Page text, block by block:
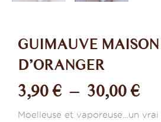
GUIMAUVE
D’ORANGER
3,90€ – 30,00€
Moelleuse et vaporeuse…un